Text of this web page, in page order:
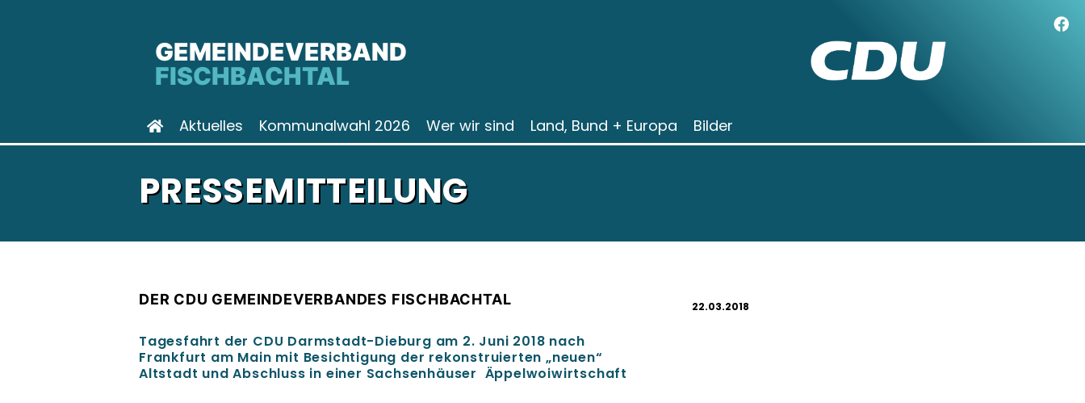
GEMEINDEVERBAND
FISCHBACHTAL
Aktuelles Kommunalwahl 2026 Wer wir sind Land, Bund + Europa Bilder
PRESSEMITTEILUNG
DER CDU GEMEINDEVERBANDES FISCHBACHTAL
Tagesfahrt der CDU Darmstadt-Dieburg am 2. Juni 2018 nach
Frankfurt am Main mit Besichtigung der rekonstruierten „neuen“
Altstadt und Abschluss in einer Sachsenhäuser Äppelwoiwirtschaft
22.03.2018